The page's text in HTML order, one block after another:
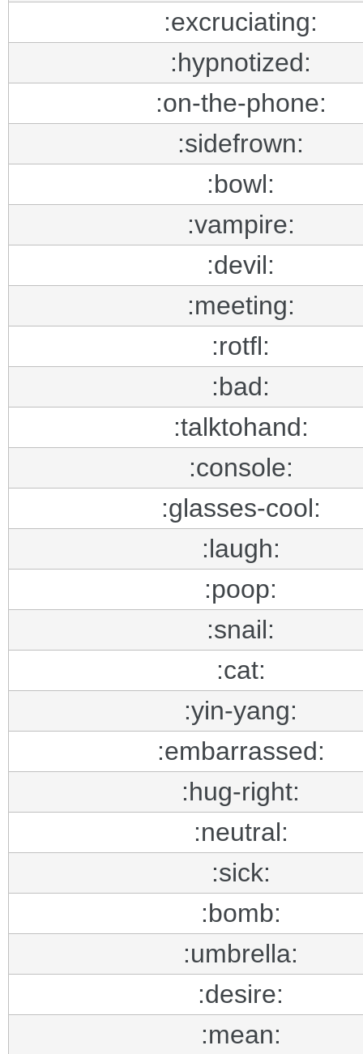
:excruciating:
:hypnotized:
:on-the-phone:
:sidefrown:
:bowl:
:vampire:
:devil:
:meeting:
:rotfl:
:bad:
:talktohand:
:console:
:glasses-cool:
:laugh:
:poop:
:snail:
:cat:
:yin-yang:
:embarrassed:
:hug-right:
:neutral:
:sick:
:bomb:
:umbrella:
:desire:
:mean: